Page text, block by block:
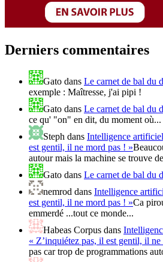
Derniers commentaires
Gato dans Le carnet de bal du
exemple : Maîtresse, j'ai pipi !
Gato dans Le carnet de bal du
ce qu' "on" en dit, du moment où...
Steph dans Intelligence
est gentil, il ne mord pas ! »
autour mais la machine se trouve
Gato dans Le carnet de bal du
nemrod dans Intelligence
est gentil, il ne mord pas ! »Ca
emmerdé ...tout ce monde...
Habeas Corpus dans
« Z’inquiétez pas, il est gentil, il
pas car trop de programmations